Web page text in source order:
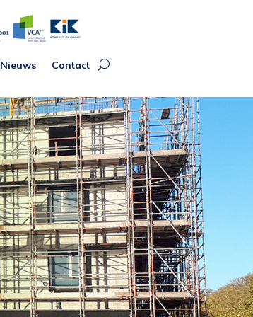
Nieuws Contact